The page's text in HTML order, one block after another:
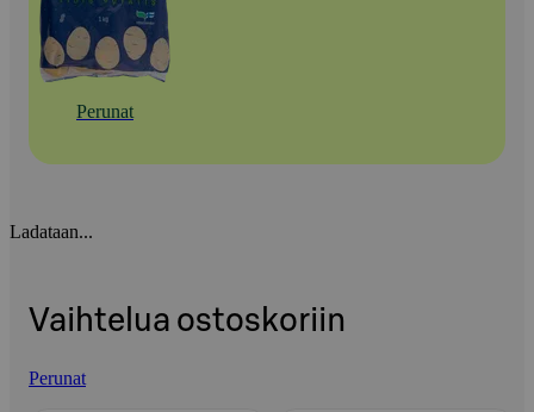
Perunat
Ladataan...
Vaihtelua ostoskoriin
Perunat